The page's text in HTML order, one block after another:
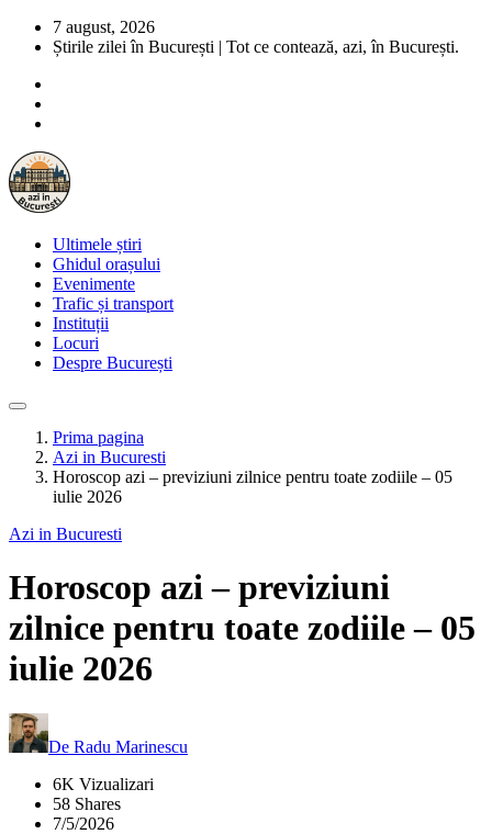
7 august, 2026
Știrile zilei în București | Tot ce contează, azi, în București.
Ultimele știri
Ghidul orașului
Evenimente
Trafic și transport
Instituții
Locuri
Despre București
Prima pagina
Azi in Bucuresti
Horoscop azi – previziuni zilnice pentru toate zodiile – 05
iulie 2026
Azi in Bucuresti
Horoscop azi – previziuni
zilnice pentru toate zodiile – 05
iulie 2026
De Radu Marinescu
6K Vizualizari
58 Shares
7/5/2026